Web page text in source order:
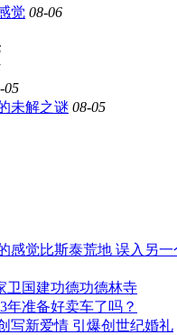
觉 08-06
05
未解之谜 08-05
比斯泰荒地 误入另
卫国建功德功德林寺
年准备好卖车了吗？
写新爱情 引爆创世纪婚礼